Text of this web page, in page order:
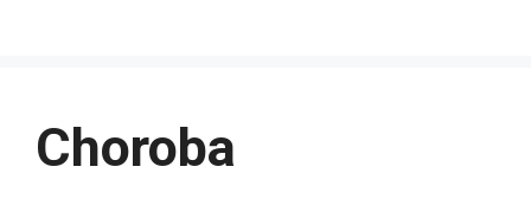
Choroba